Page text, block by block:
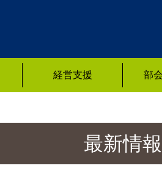
経営支援 部
最新情報